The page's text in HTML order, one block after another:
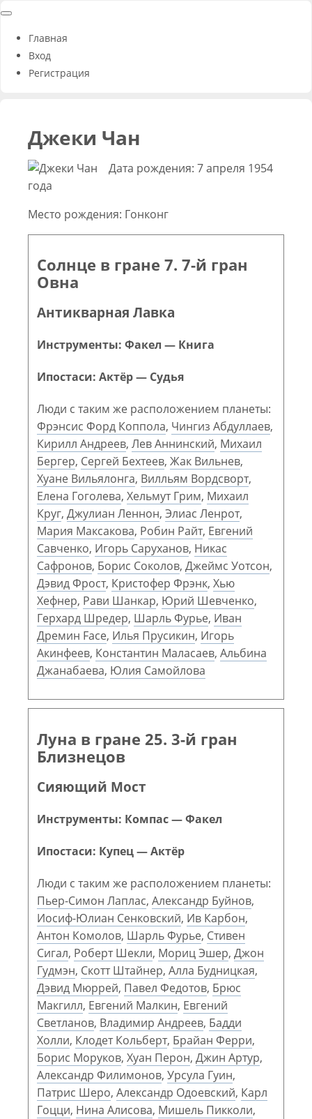
Главная
Вход
Регистрация
Джеки Чан
Дата рождения: 7 апреля 1954
года
Место рождения: Гонконг
Солнце в гране 7. 7-й гран
Овна
Антикварная Лавка
Инструменты: Факел — Книга
Ипостаси: Актёр — Судья
Люди с таким же расположением планеты:
Фрэнсис Форд Коппола, Чингиз Абдуллаев,
Кирилл Андреев, Лев Аннинский, Михаил
Бергер, Сергей Бехтеев, Жак Вильнев,
Хуане Вильялонга, Вилльям Вордсворт,
Елена Гоголева, Хельмут Грим, Михаил
Круг, Джулиан Леннон, Элиас Ленрот,
Мария Максакова, Робин Райт, Евгений
Савченко, Игорь Саруханов, Никас
Сафронов, Борис Соколов, Джеймс Уотсон,
Дэвид Фрост, Кристофер Фрэнк, Хью
Хефнер, Рави Шанкар, Юрий Шевченко,
Герхард Шредер, Шарль Фурье, Иван
Дремин Face, Илья Прусикин, Игорь
Акинфеев, Константин Маласаев, Альбина
Джанабаева, Юлия Самойлова
Луна в гране 25. 3-й гран
Близнецов
Сияющий Мост
Инструменты: Компас — Факел
Ипостаси: Купец — Актёр
Люди с таким же расположением планеты:
Пьер-Симон Лаплас, Александр Буйнов,
Иосиф-Юлиан Сенковский, Ив Карбон,
Антон Комолов, Шарль Фурье, Стивен
Сигал, Роберт Шекли, Мориц Эшер, Джон
Гудмэн, Скотт Штайнер, Алла Будницкая,
Дэвид Мюррей, Павел Федотов, Брюс
Макгилл, Евгений Малкин, Евгений
Светланов, Владимир Андреев, Бадди
Холли, Клодет Кольберт, Брайан Ферри,
Борис Моруков, Хуан Перон, Джин Артур,
Александр Филимонов, Урсула Гуин,
Патрис Шеро, Александр Одоевский, Карл
Гоцци, Нина Алисова, Мишель Пикколи,